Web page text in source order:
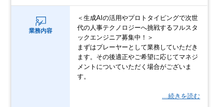
業務内容
＜生成AIの活用やプロトタイピングで次世
代の人事テクノロジーへ挑戦するフルスタ
ックエンジニア募集中！＞
まずはプレーヤーとして業務していただき
ます。その後適正やご希望に応じてマネジ
メントについていただく場合がございま
す。
…続きを読む